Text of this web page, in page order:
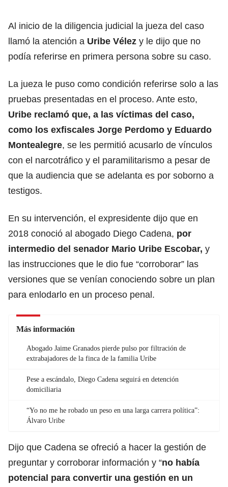
Al inicio de la diligencia judicial la jueza del caso
llamó la atención a Uribe Vélez y le dijo que no
podía referirse en primera persona sobre su caso.
La jueza le puso como condición referirse solo a las
pruebas presentadas en el proceso. Ante esto,
Uribe reclamó que, a las víctimas del caso,
como los exfiscales Jorge Perdomo y Eduardo
Montealegre, se les permitió acusarlo de vínculos
con el narcotráfico y el paramilitarismo a pesar de
que la audiencia que se adelanta es por soborno a
testigos.
En su intervención, el expresidente dijo que en
2018 conoció al abogado Diego Cadena, por
intermedio del senador Mario Uribe Escobar, y
las instrucciones que le dio fue “corroborar” las
versiones que se venían conociendo sobre un plan
para enlodarlo en un proceso penal.
Más información
Abogado Jaime Granados pierde pulso por filtración de
extrabajadores de la finca de la familia Uribe
Pese a escándalo, Diego Cadena seguirá en detención
domiciliaria
“Yo no me he robado un peso en una larga carrera política”:
Álvaro Uribe
Dijo que Cadena se ofreció a hacer la gestión de
preguntar y corroborar información y “no había
potencial para convertir una gestión en un